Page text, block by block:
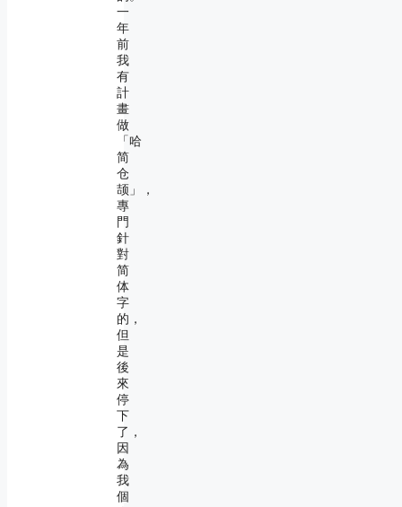
一
年
前
我
有
計
畫
做
「哈
简
仓
颉」，
專
門
針
對
简
体
字
的，
但
是
後
來
停
下
了，
因
為
我
個